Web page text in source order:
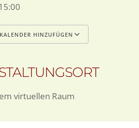
HINZUFÜGEN
Google
virtuellen Raum